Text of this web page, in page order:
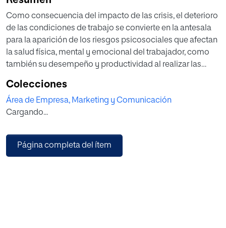
Como consecuencia del impacto de las crisis, el deterioro
de las condiciones de trabajo se convierte en la antesala
para la aparición de los riesgos psicosociales que afectan
la salud física, mental y emocional del trabajador, como
también su desempeño y productividad al realizar las
pueden llegar a ser nocivos para el trabajador y la
empresa si no se previenen y gestionan a tiempo.
Con el objetivo de desarrollar un manual con
desaparición de los factores de riesgo psicosocial en una
empresa del sector ferretería en Colombia, se analizan los
Colecciones
Área de Empresa, Marketing y Comunicación
Cargando...
Página completa del ítem